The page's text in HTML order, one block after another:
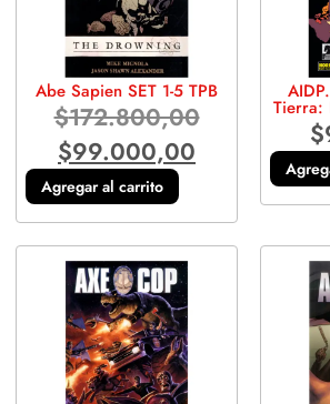
Abe Sapien SET 1-5 TPB
$172.800,00
$99.000,00
Agregar al carrito
Tierra:
$